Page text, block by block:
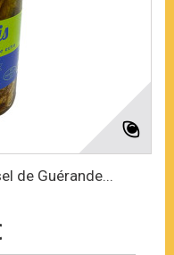
de Guérande...